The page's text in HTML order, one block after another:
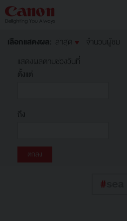
เลือกแสดงผล: ล่าสุด จำนวนผู้ชม
แสดงผลตามช่วงวันที่
ตั้งแต่
ถึง
#